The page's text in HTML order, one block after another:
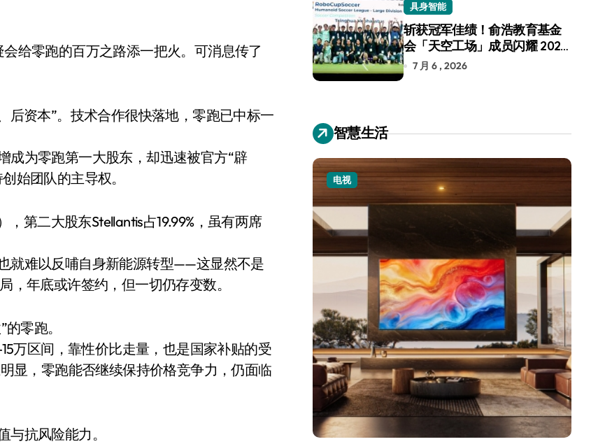
给零跑的百万之路添一把火。可消息传了
后资本”。技术合作很快落地，零跑已中标一
成为零跑第一大股东，却迅速被官方“辟
始团队的主导权。
第二大股东Stellantis占19.99%，虽有两席
就难以反哺自身新能源转型——这显然不是
，年底或许签约，但一切仍存变数。
零跑。
万区间，靠性价比走量，也是国家补贴的受
显，零跑能否继续保持价格竞争力，仍面临
抗风险能力。
具身智能
斩获冠军佳绩！俞浩教育基金
会「天空工场」成员闪耀 2026
RoboCup 机器人世界杯
7 月 6 , 2026
智慧生活
小家电 电视